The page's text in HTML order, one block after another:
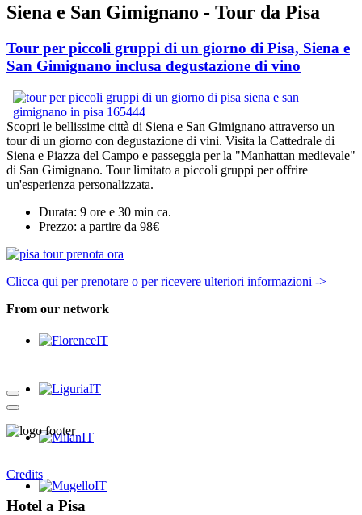
Siena e San Gimignano - Tour da Pisa
Tour per piccoli gruppi di un giorno di Pisa, Siena e
San Gimignano inclusa degustazione di vino
Scopri le bellissime città di Siena e San Gimignano attraverso un
tour di un giorno con degustazione di vini. Visita la Cattedrale di
Siena e Piazza del Campo e passeggia per la "Manhattan medievale"
di San Gimignano. Tour limitato a piccoli gruppi per offrire
un'esperienza personalizzata.
Durata: 9 ore e 30 min ca.
Prezzo: a partire da 98€
Clicca qui per prenotare o per ricevere ulteriori informazioni ->
From our network
Credits
Hotel a Pisa